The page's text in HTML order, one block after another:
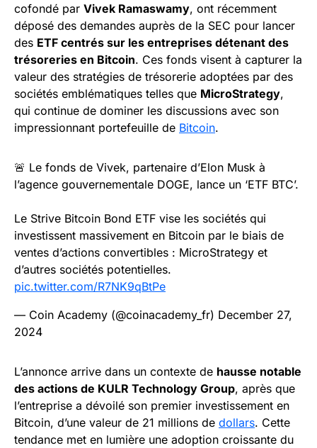
cofondé par Vivek Ramaswamy, ont récemment
déposé des demandes auprès de la SEC pour lancer
des ETF centrés sur les entreprises détenant des
trésoreries en Bitcoin. Ces fonds visent à capturer la
valeur des stratégies de trésorerie adoptées par des
sociétés emblématiques telles que MicroStrategy,
qui continue de dominer les discussions avec son
impressionnant portefeuille de Bitcoin.
🚨 Le fonds de Vivek, partenaire d’Elon Musk à
l’agence gouvernementale DOGE, lance un ‘ETF BTC’.
Le Strive Bitcoin Bond ETF vise les sociétés qui
investissent massivement en Bitcoin par le biais de
ventes d’actions convertibles : MicroStrategy et
d’autres sociétés potentielles.
pic.twitter.com/R7NK9qBtPe
— Coin Academy (@coinacademy_fr) December 27,
2024
L’annonce arrive dans un contexte de hausse notable
des actions de KULR Technology Group, après que
l’entreprise a dévoilé son premier investissement en
Bitcoin, d’une valeur de 21 millions de dollars. Cette
tendance met en lumière une adoption croissante du